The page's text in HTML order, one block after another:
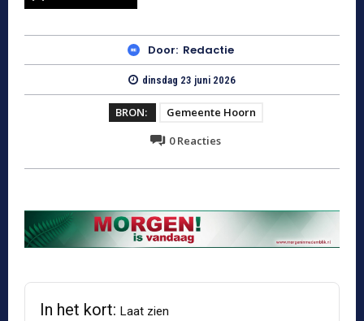
Door: Redactie
dinsdag 23 juni 2026
BRON:
Gemeente Hoorn
0Reacties
In het kort: Laat zien